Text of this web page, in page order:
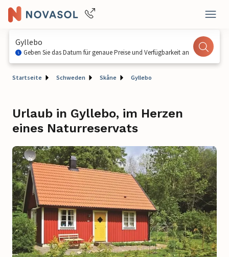
Gyllebo
Geben Sie das Datum für genaue Preise und Verfügbarkeit an
Startseite Schweden Skåne Gyllebo
Urlaub in Gyllebo, im Herzen
eines Naturreservats